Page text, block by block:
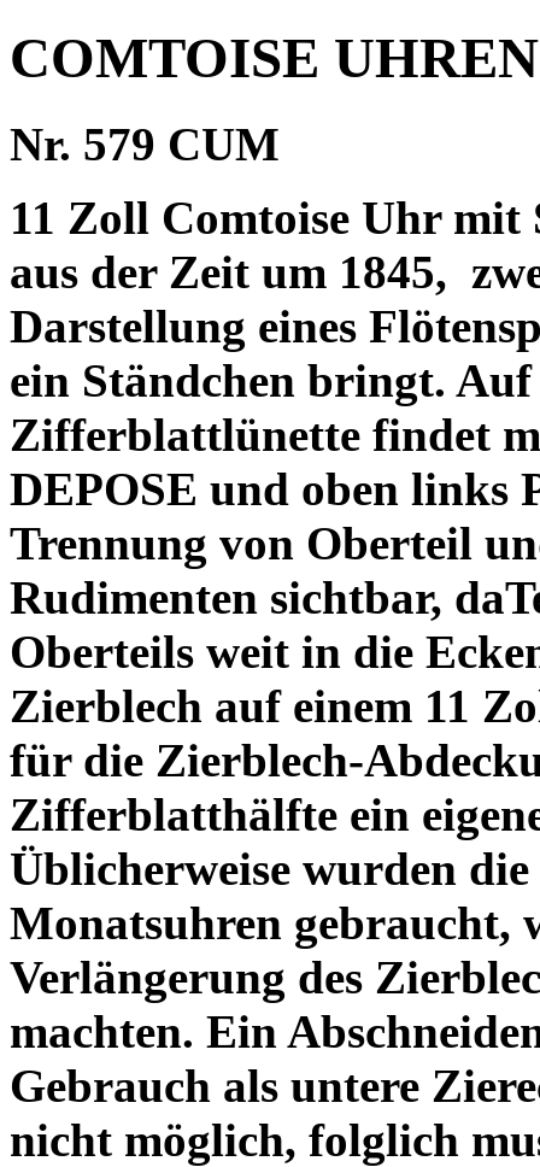
COMTOISE
Nr. 579 CUM
11 Zoll Comtoise Uhr
aus der Zeit um 1845,
Darstellung eines
ein Ständchen bringt.
Zifferblattlünette findet
DEPOSE und oben links
Trennung von Oberteil
Rudimenten sichtbar,
Oberteils weit in die
Zierblech auf einem 11
für die Zierblech-
Zifferblatthälfte ein
Üblicherweise wurden
Monatsuhren gebraucht,
Verlängerung des
machten. Ein
Gebrauch als untere
nicht möglich, folglich